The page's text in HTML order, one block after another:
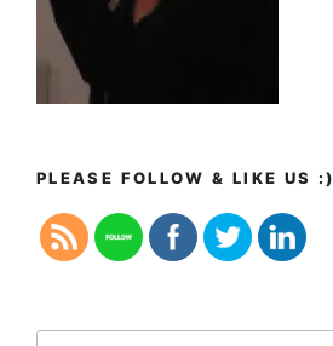
PLEASE FOLLOW & LIKE US :)